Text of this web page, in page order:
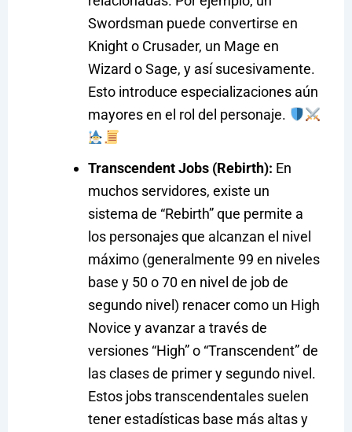
Swordsman puede convertirse en
Knight o Crusader, un Mage en
Wizard o Sage, y así sucesivamente.
Esto introduce especializaciones aún
mayores en el rol del personaje.
Transcendent Jobs (Rebirth): En
muchos servidores, existe un
sistema de “Rebirth” que permite a
los personajes que alcanzan el nivel
máximo (generalmente 99 en niveles
base y 50 o 70 en nivel de job de
segundo nivel) renacer como un High
Novice y avanzar a través de
versiones “High” o “Transcendent” de
las clases de primer y segundo nivel.
Estos jobs transcendentales suelen
tener estadísticas base más altas y